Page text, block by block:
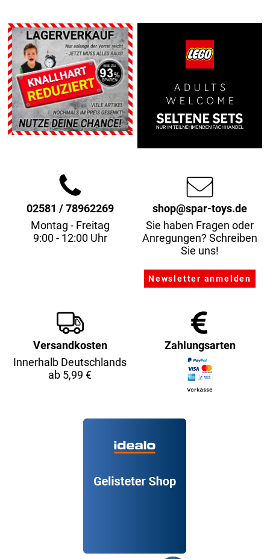
02581 / 78962269
Montag - Freitag
9:00 - 12:00 Uhr
shop@spar-toys.de
Sie haben Fragen oder
Anregungen? Schreiben
Sie uns!
Versandkosten
Innerhalb Deutschlands
ab 5,99 €
Zahlungsarten